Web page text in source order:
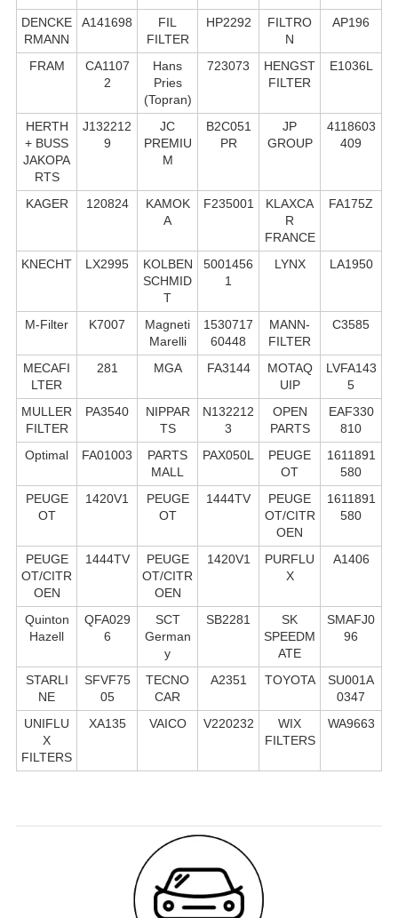
DENCKE
RMANN
A141698
FIL
FILTER
HP2292
FILTRO
N
AP196
FRAM
CA1107
2
Hans
Pries
(Topran)
723073
HENGST
FILTER
E1036L
HERTH
+ BUSS
JAKOPA
RTS
J132212
9
JC
PREMIU
M
B2C051
PR
JP
GROUP
4118603
409
KAGER 120824
KAMOK
A
F235001
KLAXCA
R
FRANCE
FA175Z
KNECHT LX2995
KOLBEN
SCHMID
T
5001456
1
LYNX LA1950
M-Filter K7007
Magneti
Marelli
1530717
60448
MANN-
FILTER
C3585
MECAFI
LTER
281 MGA FA3144
MOTAQ
UIP
LVFA143
5
MULLER
FILTER
PA3540
NIPPAR
TS
N132212
3
OPEN
PARTS
EAF330
810
Optimal
FA01003
PARTS
MALL
PAX050L
PEUGE
OT
1611891
580
PEUGE
OT
1420V1
PEUGE
OT
1444TV
PEUGE
OT/CITR
OEN
1611891
580
PEUGE
OT/CITR
OEN
1444TV
PEUGE
OT/CITR
OEN
1420V1
PURFLU
X
A1406
Quinton
Hazell
QFA029
6
SCT
German
y
SB2281
SK
SPEEDM
ATE
SMAFJ0
96
STARLI
NE
SFVF75
05
TECNO
CAR
A2351 TOYOTA
SU001A
0347
UNIFLU
X
FILTERS
XA135 VAICO V220232
WIX
FILTERS
WA9663